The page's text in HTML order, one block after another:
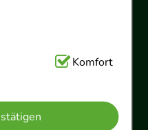
handelt es sich um
unserer
Navigation,
auf diese nicht
Komfort
Uhr
0511 89 71 80 11